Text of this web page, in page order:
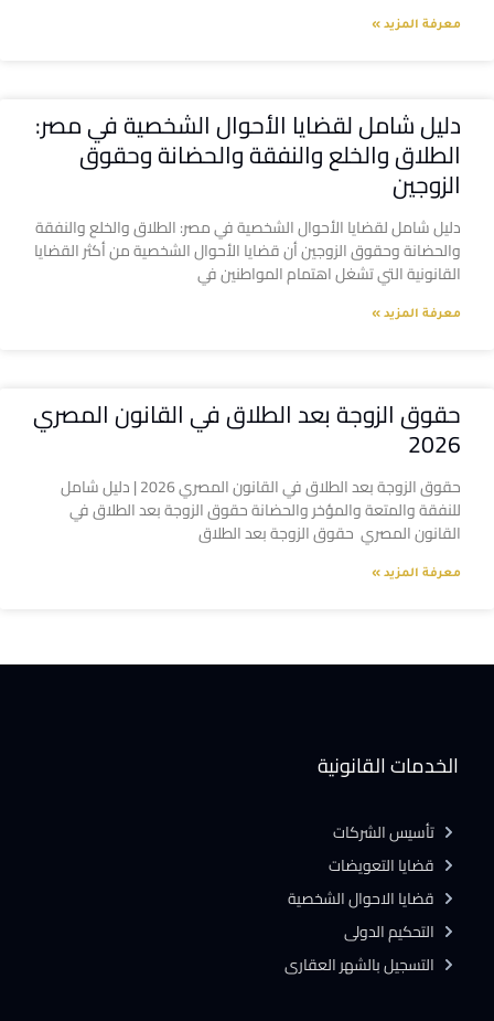
معرفة المزيد »
دليل شامل لقضايا الأحوال الشخصية في مصر:
الطلاق والخلع والنفقة والحضانة وحقوق
الزوجين
دليل شامل لقضايا الأحوال الشخصية في مصر: الطلاق والخلع والنفقة
والحضانة وحقوق الزوجين أن قضايا الأحوال الشخصية من أكثر القضايا
القانونية التي تشغل اهتمام المواطنين في
معرفة المزيد »
حقوق الزوجة بعد الطلاق في القانون المصري
2026
حقوق الزوجة بعد الطلاق في القانون المصري 2026 | دليل شامل
للنفقة والمتعة والمؤخر والحضانة حقوق الزوجة بعد الطلاق في
القانون المصري حقوق الزوجة بعد الطلاق
معرفة المزيد »
الخدمات القانونية
تأسيس الشركات
قضايا التعويضات
قضايا الاحوال الشخصية
التحكيم الدولى
التسجيل بالشهر العقارى